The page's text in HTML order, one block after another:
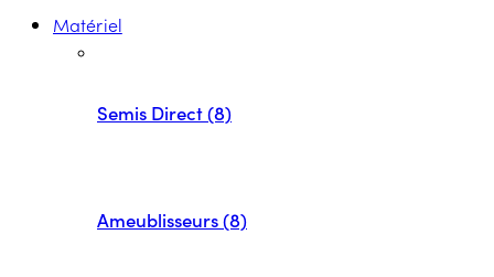
Matériel
Semis Direct (8)
Ameublisseurs (8)